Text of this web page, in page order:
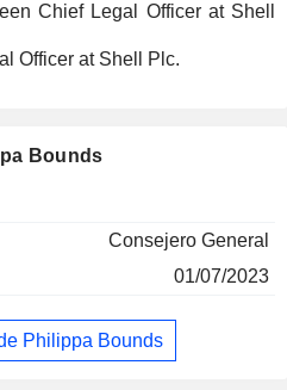
Chief Legal Officer at Shell
Officer at Shell Plc.
Bounds
Consejero General
01/07/2023
Philippa Bounds